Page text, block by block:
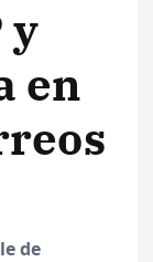
y
en
de